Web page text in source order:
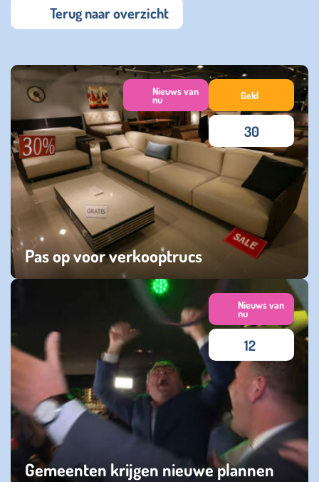
Terug naar overzicht
Pas op voor verkooptrucs
maandag 06 april 2026
Nieuws van
nu Geld
30
Gemeenten krijgen nieuwe plannen
Nieuws van
nu
12